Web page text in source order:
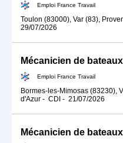
Emploi France Travail
Toulon (83000), Var (83),
29/07/2026
Emploi France Travail
Bormes-les-Mimosas (83230),
d'Azur - CDI - 21/07/2026